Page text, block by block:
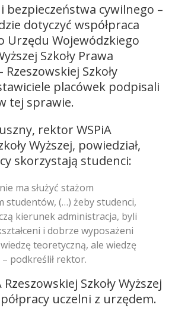
bezpieczeństwa cywilnego –
dotyczyć współpraca
Urzędu Wojewódzkiego
Szkoły Prawa
Szkoły
placówek podpisali
tej sprawie.
rektor WSPiA
Wyższej, powiedział,
skorzystają studenci:
ma służyć stażom
studentów, (…) żeby studenci,
kierunek administracja, byli
i dobrze wyposażeni
teoretyczną, ale wiedzę
podkreślił rektor.
Szkoły Wyższej
uczelni z urzędem.